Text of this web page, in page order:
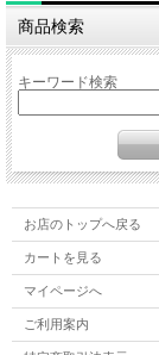
商品検索
キーワード検索
お店のトップへ戻る
カートを見る
マイページへ
ご利用案内